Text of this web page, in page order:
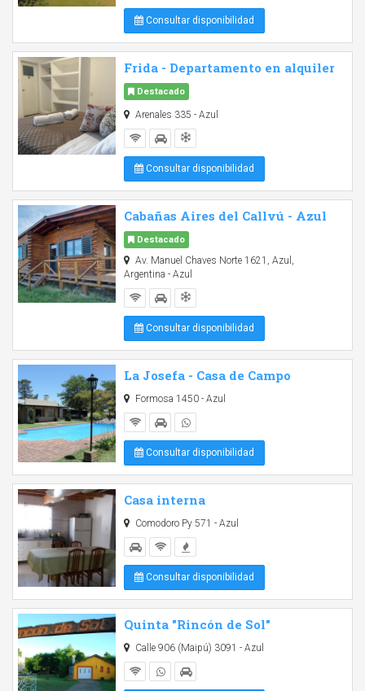
Consultar disponibilidad
Frida - Departamento en alquiler
Destacado
Arenales 335 - Azul
Consultar disponibilidad
Cabañas Aires del Callvú - Azul
Destacado
Av. Manuel Chaves Norte 1621, Azul,
Argentina - Azul
Consultar disponibilidad
La Josefa - Casa de Campo
Formosa 1450 - Azul
Consultar disponibilidad
Casa interna
Comodoro Py 571 - Azul
Consultar disponibilidad
Quinta "Rincón de Sol"
Calle 906 (Maipú) 3091 - Azul